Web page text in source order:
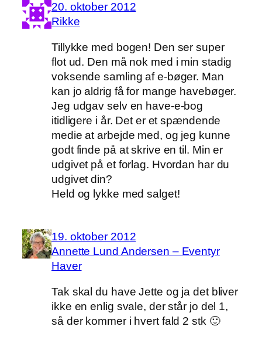
20. oktober 2012
Rikke
Tillykke med bogen! Den ser super
flot ud. Den må nok med i min stadig
voksende samling af e-bøger. Man
kan jo aldrig få for mange havebøger.
Jeg udgav selv en have-e-bog
itidligere i år. Det er et spændende
medie at arbejde med, og jeg kunne
godt finde på at skrive en til. Min er
udgivet på et forlag. Hvordan har du
udgivet din?
Held og lykke med salget!
19. oktober 2012
Annette Lund Andersen – Eventyr
Haver
Tak skal du have Jette og ja det bliver
ikke en enlig svale, der står jo del 1,
så der kommer i hvert fald 2 stk 🙂